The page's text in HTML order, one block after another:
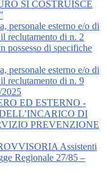
SI COSTRUISCE
personale esterno e/o di
reclutamento di n. 2
possesso di specifiche
personale esterno e/o di
reclutamento di n. 9
ED ESTERNO -
DI
PREVENZIONE
Assistenti
Regionale 27/85 –